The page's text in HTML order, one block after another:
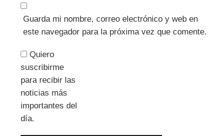
Guarda mi nombre, correo electrónico y web en
este navegador para la próxima vez que comente.
Quiero
suscribirme
para recibir las
noticias más
importantes del
día.